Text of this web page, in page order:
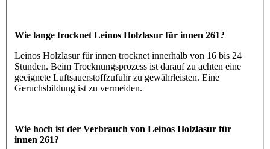
Wie lange trocknet Leinos Holzlasur für innen 261?
Leinos Holzlasur für innen trocknet innerhalb von 16 bis 24
Stunden. Beim Trocknungsprozess ist darauf zu achten eine
geeignete Luftsauerstoffzufuhr zu gewährleisten. Eine
Geruchsbildung ist zu vermeiden.
Wie hoch ist der Verbrauch von Leinos Holzlasur für
innen 261?